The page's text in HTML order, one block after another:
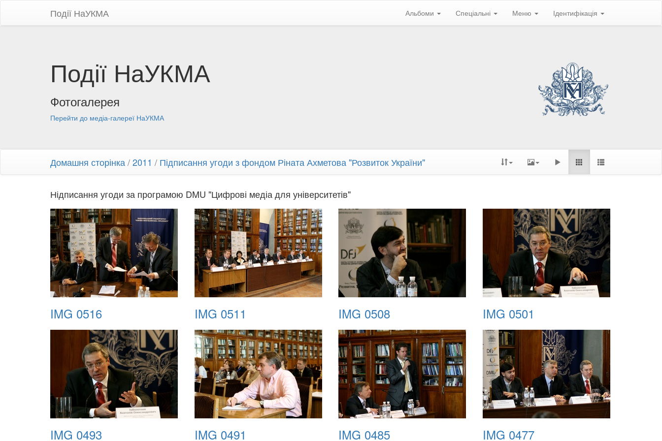
Події НаУКМА Альбоми Спеціальні Меню Ідентифікація
Події НаУКМА
Фотогалерея
Перейти до медіа-галереї НаУКМА
Домашня сторінка /2011 / Підписання угоди з фондом Ріната Ахметова "Розвиток України"
Нідписання угоди за програмою DMU "Цифрові медіа для університетів"
IMG 0516 IMG 0511 IMG 0508 IMG 0501
IMG 0493 IMG 0491 IMG 0485 IMG 0477